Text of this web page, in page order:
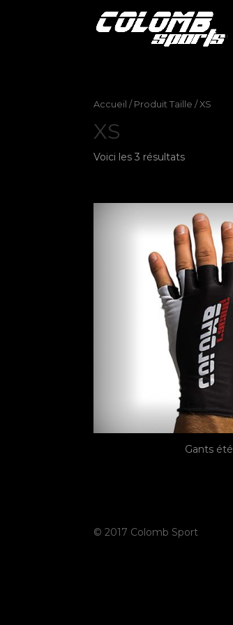
Accueil / Produit Taille / XS
XS
Voici les 3 résultats
Gants été
© 2017 Colomb Sport